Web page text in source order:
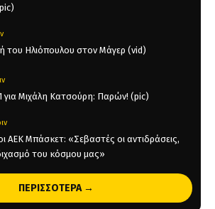
του Ηλιόπουλου στον Μάγερ (vid)
για Μιχάλη Κατσούρη: Παρών! (pic)
ΑΕΚ Μπάσκετ: «Σεβαστές οι αντιδράσεις,
του κόσμου μας»
Γυναικών: Παίκτρια της ΑΕΚ η Νικολίνα
ΠΕΡΙΣΣΟΤΕΡΑ →